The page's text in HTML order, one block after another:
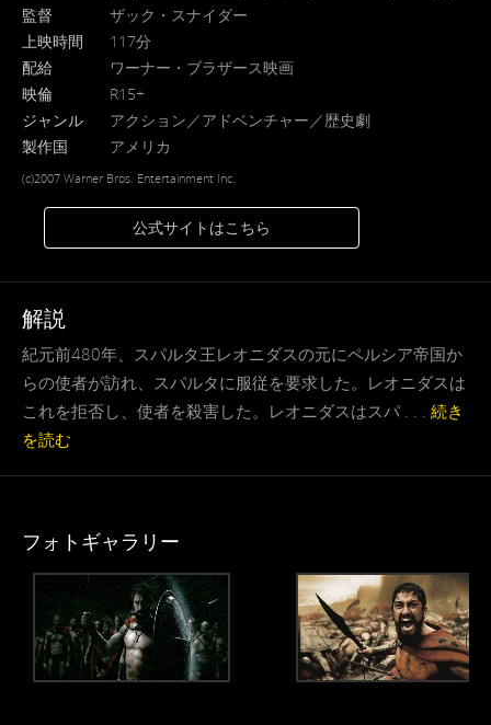
監督
ザック・スナイダー
上映時間
117分
配給
ワーナー・ブラザース映画
映倫
R15+
ジャンル
アクション／アドベンチャー／歴史劇
製作国
アメリカ
(c)2007 Warner Bros. Entertainment Inc.
公式サイトはこちら
解説
紀元前480年、スパルタ王レオニダスの元にペルシア帝国か
らの使者が訪れ、スパルタに服従を要求した。レオニダスは
これを拒否し、使者を殺害した。レオニダスはスパ . . . 続き
を読む
フォトギャラリー